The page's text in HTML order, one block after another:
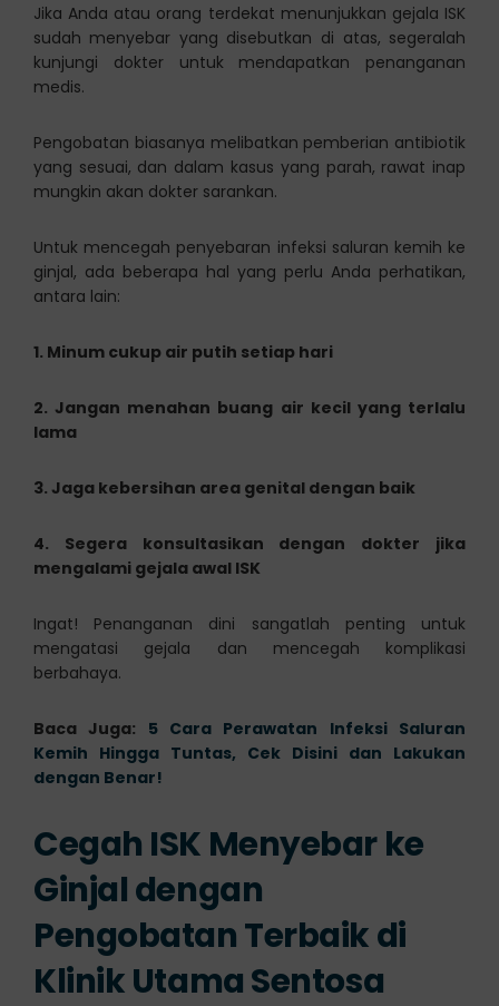
Jika Anda atau orang terdekat menunjukkan gejala ISK
sudah menyebar yang disebutkan di atas, segeralah
kunjungi dokter untuk mendapatkan penanganan
medis.
Pengobatan biasanya melibatkan pemberian antibiotik
yang sesuai, dan dalam kasus yang parah, rawat inap
mungkin akan dokter sarankan.
Untuk mencegah penyebaran infeksi saluran kemih ke
ginjal, ada beberapa hal yang perlu Anda perhatikan,
antara lain:
1. Minum cukup air putih setiap hari
2. Jangan menahan buang air kecil yang terlalu
lama
3. Jaga kebersihan area genital dengan baik
4. Segera konsultasikan dengan dokter jika
mengalami gejala awal ISK
Ingat! Penanganan dini sangatlah penting untuk
mengatasi gejala dan mencegah komplikasi
berbahaya.
Baca Juga: 5 Cara Perawatan Infeksi Saluran
Kemih Hingga Tuntas, Cek Disini dan Lakukan
dengan Benar!
Cegah ISK Menyebar ke
Ginjal dengan
Pengobatan Terbaik di
Klinik Utama Sentosa